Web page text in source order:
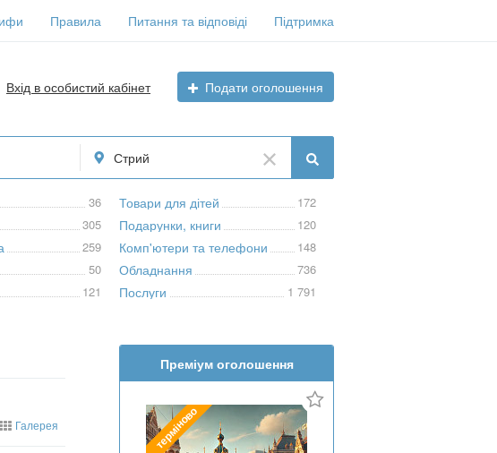
Правила Питання та відповіді Підтримка
Вхід в особистий кабінет Подати оголошення
Стрий
36
305
259
50
121
Товари для дітей 172
Подарунки, книги 120
Комп'ютери та телефони 148
Обладнання 736
Послуги 1 791
Галерея
Преміум оголошення
терміново